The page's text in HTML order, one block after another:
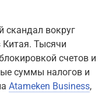
скандал вокруг
Китая. Тысячи
счетов и
суммы налогов и
Atameken Business,